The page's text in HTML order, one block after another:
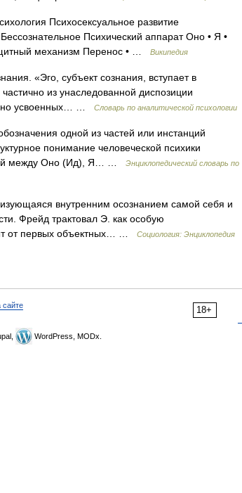
Психосексуальное развитие
Психический аппарат Оно • Я •
механизм Перенос • …
Википедия
«Эго, субъект сознания, вступает в
из унаследованной диспозиции
усвоенных… …
Словарь по аналитической психологии
одной из частей или инстанций
понимание человеческой психики
между Оно (Ид), Я… …
Энциклопедический словарь по
внутренним осознанием самой себя и
Фрейд трактовал Э. как особую
от первых объектных… …
Социология: Энциклопедия
18+
сайте
WordPress, MODx.